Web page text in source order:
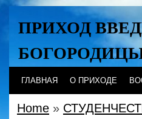
ПРИХОД
Хабаровск
ГЛАВНАЯ О ПРИХОДЕ
Home »